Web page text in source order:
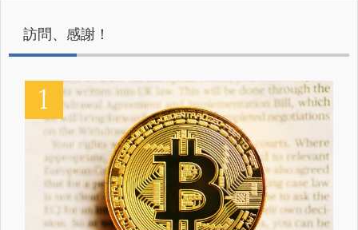
訪問、感謝！